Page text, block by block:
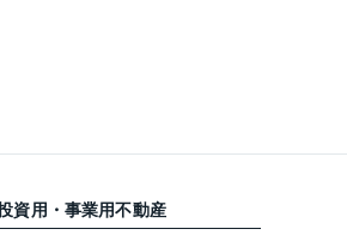
資用・事業用不動産